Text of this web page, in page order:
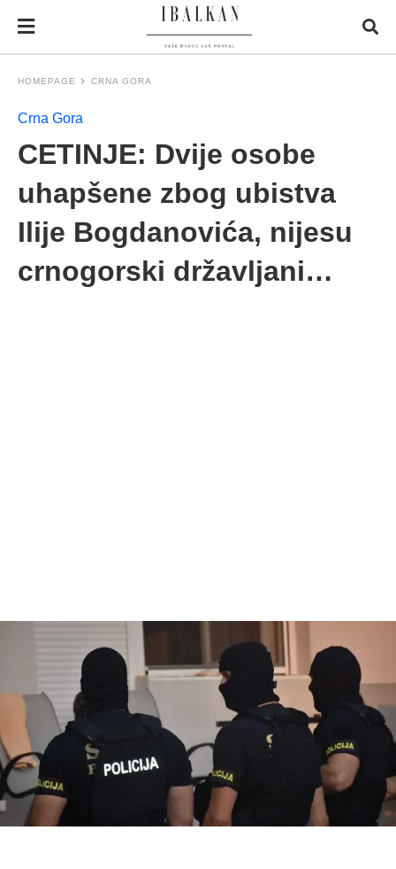
HOMEPAGE CRNA GORA
Crna Gora
CETINJE: Dvije osobe
uhapšene zbog ubistva
Ilije Bogdanovića, nijesu
crnogorski državljani…